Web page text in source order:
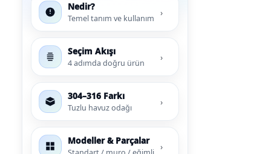
Havuz Filtre
Havuz Kış Kimyasalı
Kalsiyum Hipoklorit
Bahçe Süs Havuzu
Endüstriyel Blower
Bahçe Havuz
Nedir?
Temel tanım ve kullanım
›
Seçim Akışı
4 adımda doğru ürün
›
304–316 Farkı
Tuzlu havuz odağı
›
Modeller & Parçalar ›